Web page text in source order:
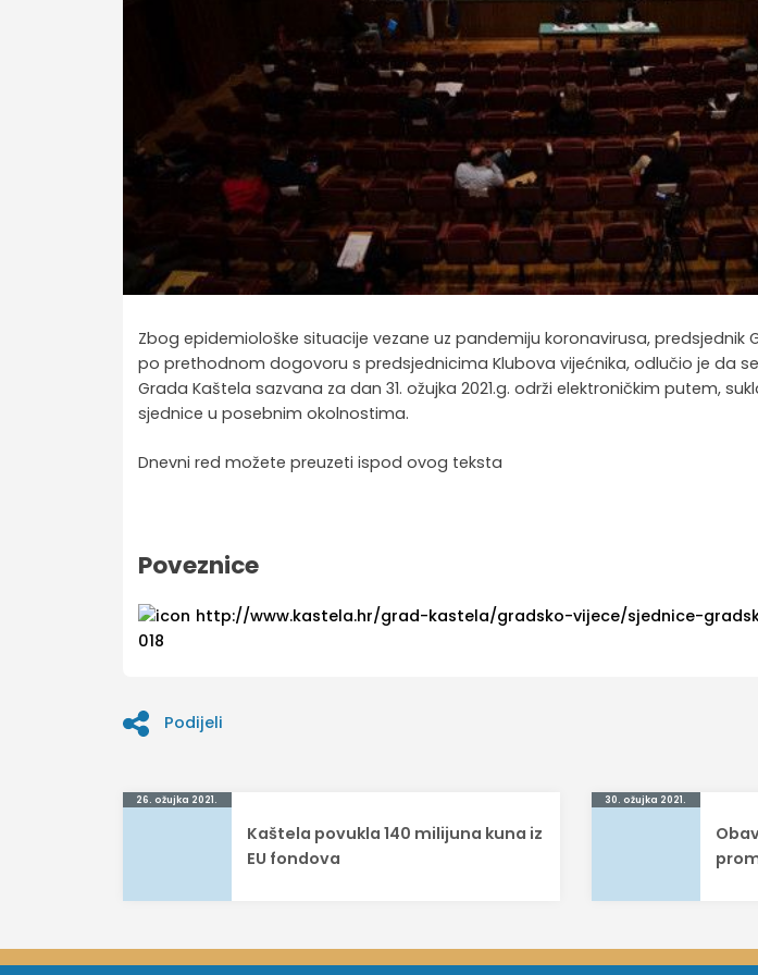
Zbog epidemiološke situacije vezane uz pandemiju koronavirusa, predsjednik
po prethodnom dogovoru s predsjednicima Klubova vijećnika, odlučio je da
Grada Kaštela sazvana za dan 31. ožujka 2021.g. održi elektroničkim putem,
sjednice u posebnim okolnostima.
Dnevni red možete preuzeti ispod ovog teksta
Poveznice
http://www.kastela.hr/grad-kastela/gradsko-vijece/sjednice-
018
Podijeli
Navigacija
26. ožujka 2021.
Kaštela povukla 140 milijuna kuna iz
EU fondova
30. ožujka 2021.